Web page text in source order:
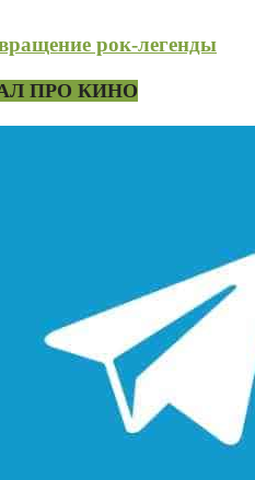
рок-легенды
ПРО КИНО